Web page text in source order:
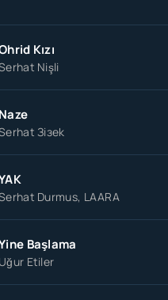
Kızı
Nişli
Naze
Зiзek
Durmus, LAARA
Başlama
Uğur Etiler